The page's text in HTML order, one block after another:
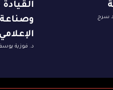
سرج
وصناعة
الإعلامي
د. فوزية